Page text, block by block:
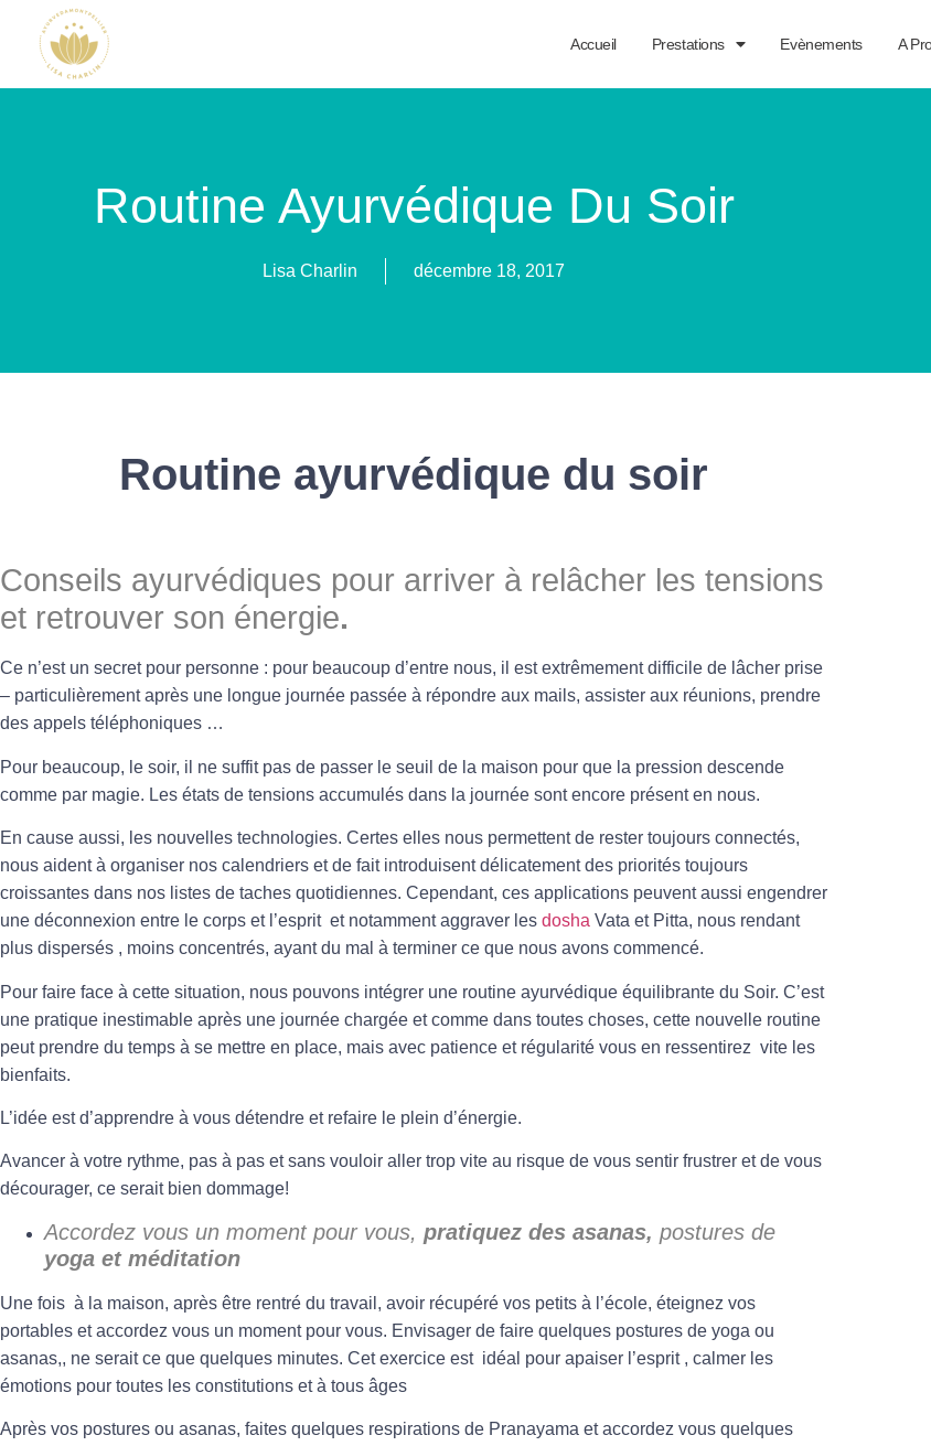
Accueil Prestations Evènements A
Routine Ayurvédique Du Soir
Lisa Charlin décembre 18, 2017
Routine ayurvédique du soir
Conseils ayurvédiques pour arriver à relâcher les tensions
et retrouver son énergie.
Ce n’est un secret pour personne : pour beaucoup d’entre nous, il est extrêmement difficile de lâcher prise
– particulièrement après une longue journée passée à répondre aux mails, assister aux réunions, prendre
des appels téléphoniques …
Pour beaucoup, le soir, il ne suffit pas de passer le seuil de la maison pour que la pression descende
comme par magie. Les états de tensions accumulés dans la journée sont encore présent en nous.
En cause aussi, les nouvelles technologies. Certes elles nous permettent de rester toujours connectés,
nous aident à organiser nos calendriers et de fait introduisent délicatement des priorités toujours
croissantes dans nos listes de taches quotidiennes. Cependant, ces applications peuvent aussi engendrer
une déconnexion entre le corps et l’esprit et notamment aggraver les dosha Vata et Pitta, nous rendant
plus dispersés , moins concentrés, ayant du mal à terminer ce que nous avons commencé.
Pour faire face à cette situation, nous pouvons intégrer une routine ayurvédique équilibrante du Soir. C’est
une pratique inestimable après une journée chargée et comme dans toutes choses, cette nouvelle routine
peut prendre du temps à se mettre en place, mais avec patience et régularité vous en ressentirez vite les
bienfaits.
L’idée est d’apprendre à vous détendre et refaire le plein d’énergie.
Avancer à votre rythme, pas à pas et sans vouloir aller trop vite au risque de vous sentir frustrer et de vous
décourager, ce serait bien dommage!
Accordez vous un moment pour vous, pratiquez des asanas, postures de
yoga et méditation
Une fois à la maison, après être rentré du travail, avoir récupéré vos petits à l’école, éteignez vos
portables et accordez vous un moment pour vous. Envisager de faire quelques postures de yoga ou
asanas,, ne serait ce que quelques minutes. Cet exercice est idéal pour apaiser l’esprit , calmer les
émotions pour toutes les constitutions et à tous âges
Après vos postures ou asanas, faites quelques respirations de Pranayama et accordez vous quelques